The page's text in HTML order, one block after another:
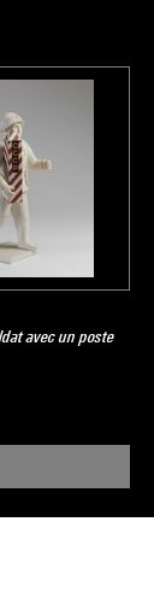
avec un poste